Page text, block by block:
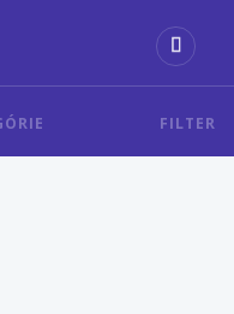
FILTER